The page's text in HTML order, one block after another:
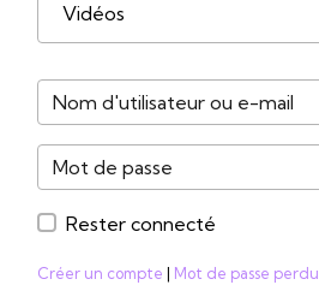
Vidéos
Rester connecté
Créer un compte | Mot de passe perdu